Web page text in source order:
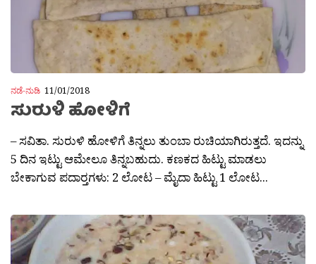
ನಡೆ-ನುಡಿ 11/01/2018
ಸುರುಳಿ ಹೋಳಿಗೆ
– ಸವಿತಾ. ಸುರುಳಿ ಹೋಳಿಗೆ ತಿನ್ನಲು ತುಂಬಾ ರುಚಿಯಾಗಿರುತ್ತದೆ. ಇದನ್ನು
5 ದಿನ ಇಟ್ಟು ಆಮೇಲೂ ತಿನ್ನಬಹುದು. ಕಣಕದ ಹಿಟ್ಟು ಮಾಡಲು
ಬೇಕಾಗುವ ಪದಾರ‍್ತಗಳು: 2 ಲೋಟ – ಮೈದಾ ಹಿಟ್ಟು 1 ಲೋಟ...